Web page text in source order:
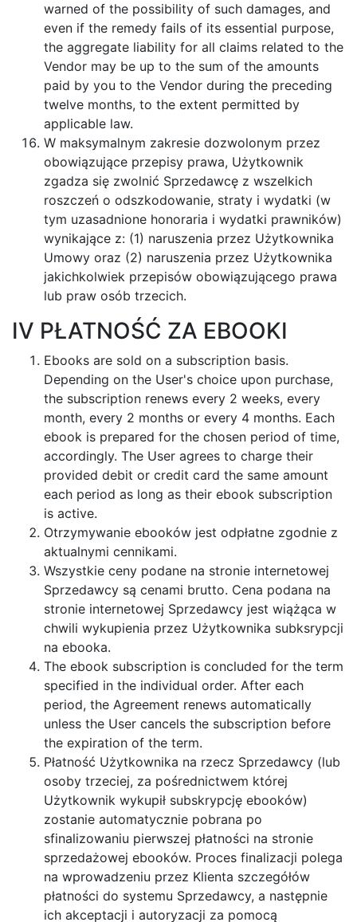
warned of the possibility of such damages, and
even if the remedy fails of its essential purpose,
the aggregate liability for all claims related to the
Vendor may be up to the sum of the amounts
paid by you to the Vendor during the preceding
twelve months, to the extent permitted by
applicable law.
W maksymalnym zakresie dozwolonym przez
obowiązujące przepisy prawa, Użytkownik
zgadza się zwolnić Sprzedawcę z wszelkich
roszczeń o odszkodowanie, straty i wydatki (w
tym uzasadnione honoraria i wydatki prawników)
wynikające z: (1) naruszenia przez Użytkownika
Umowy oraz (2) naruszenia przez Użytkownika
jakichkolwiek przepisów obowiązującego prawa
lub praw osób trzecich.
IV PŁATNOŚĆ ZA EBOOKI
Ebooks are sold on a subscription basis.
Depending on the User's choice upon purchase,
the subscription renews every 2 weeks, every
month, every 2 months or every 4 months. Each
ebook is prepared for the chosen period of time,
accordingly. The User agrees to charge their
provided debit or credit card the same amount
each period as long as their ebook subscription
is active.
Otrzymywanie ebooków jest odpłatne zgodnie z
aktualnymi cennikami.
Wszystkie ceny podane na stronie internetowej
Sprzedawcy są cenami brutto. Cena podana na
stronie internetowej Sprzedawcy jest wiążąca w
chwili wykupienia przez Użytkownika subksrypcji
na ebooka.
The ebook subscription is concluded for the term
specified in the individual order. After each
period, the Agreement renews automatically
unless the User cancels the subscription before
the expiration of the term.
Płatność Użytkownika na rzecz Sprzedawcy (lub
osoby trzeciej, za pośrednictwem której
Użytkownik wykupił subskrypcję ebooków)
zostanie automatycznie pobrana po
sfinalizowaniu pierwszej płatności na stronie
sprzedażowej ebooków. Proces finalizacji polega
na wprowadzeniu przez Klienta szczegółów
płatności do systemu Sprzedawcy, a następnie
ich akceptacji i autoryzacji za pomocą